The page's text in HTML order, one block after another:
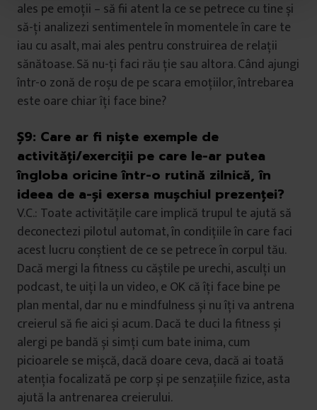
ales pe emoții – să fii atent la ce se petrece cu tine și
să-ți analizezi sentimentele în momentele în care te
iau cu asalt, mai ales pentru construirea de relații
sănătoase. Să nu-ți faci rău ție sau altora. Când ajungi
într-o zonă de roșu de pe scara emoțiilor, întrebarea
este oare chiar îți face bine?
Ș9: Care ar fi niște exemple de
activități/exerciții pe care le-ar putea
îngloba oricine într-o rutină zilnică, în
ideea de a-și exersa mușchiul prezenței?
V.C.: Toate activitățile care implică trupul te ajută să
deconectezi pilotul automat, în condițiile în care faci
acest lucru conștient de ce se petrece în corpul tău.
Dacă mergi la fitness cu căștile pe urechi, asculți un
podcast, te uiți la un video, e OK că îți face bine pe
plan mental, dar nu e mindfulness și nu îți va antrena
creierul să fie aici și acum. Dacă te duci la fitness și
alergi pe bandă și simți cum bate inima, cum
picioarele se mișcă, dacă doare ceva, dacă ai toată
atenția focalizată pe corp și pe senzațiile fizice, asta
ajută la antrenarea creierului.